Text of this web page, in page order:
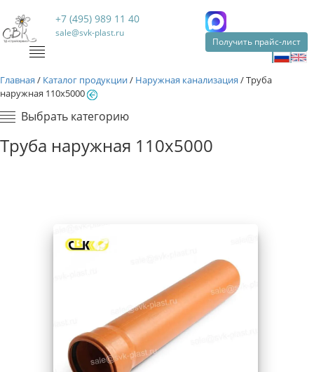
+7 (495) 989 11 40
sale@svk-plast.ru
Получить прайс-лист
Главная / Каталог продукции/ Наружная канализация /Труба
наружная 110х5000
Выбрать категорию
Труба наружная 110х5000